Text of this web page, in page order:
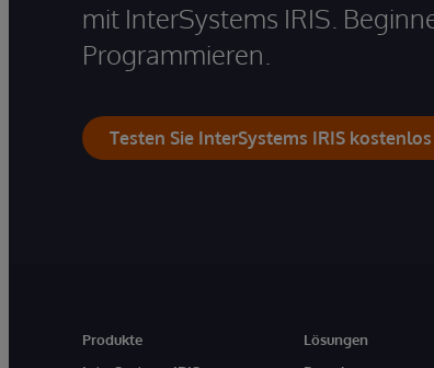
mit InterSystems IRIS.
Programmieren.
Testen Sie InterSystems IRIS kostenlos
Produkte
Lösungen